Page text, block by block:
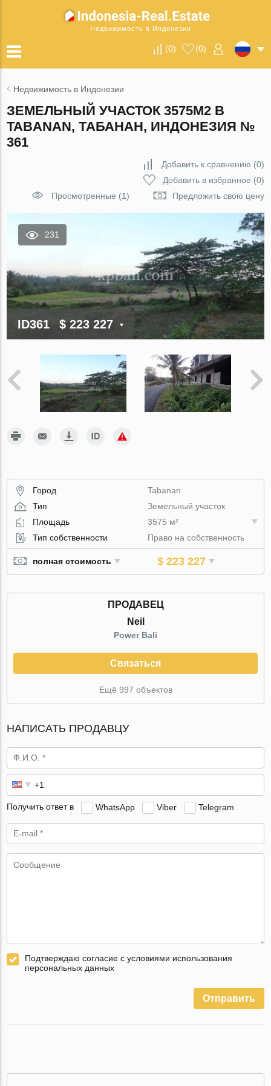
Недвижимость в Индонезии
(0) (0)
Недвижимость в Индонезии
ЗЕМЕЛЬНЫЙ УЧАСТОК 3575М2 В
TABANAN, ТАБАНАН, ИНДОНЕЗИЯ №
361
Добавить к сравнению (0)
Добавить в избранное (0)
Просмотренные (1)
Предложить свою цену
231
ID361 $ 223 227
Город
Tabanan
Тип
Земельный участок
Площадь
3575 м²
Тип собственности
Право на собственность
полная стоимость $ 223 227
ПРОДАВЕЦ
Neil
Power Bali
Связаться
Ещё 997 объектов
НАПИСАТЬ ПРОДАВЦУ
Получить ответ в WhatsApp Viber Telegram
Подтверждаю согласие с условиями использования
персональных данных
Отправить